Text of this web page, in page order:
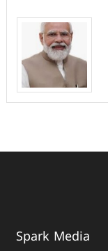
Spark Media